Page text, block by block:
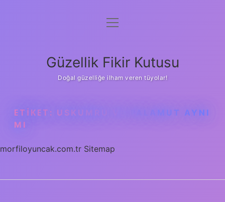
Anasayfa
Yasal Uyarı
menüyü
Güzellik Fikir Kutusu
Doğal güzelliğe ilham veren tüyolar!
ETIKET: USKUMRU VE PALAMUT AYNI
MI
morfiloyuncak.com.tr Sitemap